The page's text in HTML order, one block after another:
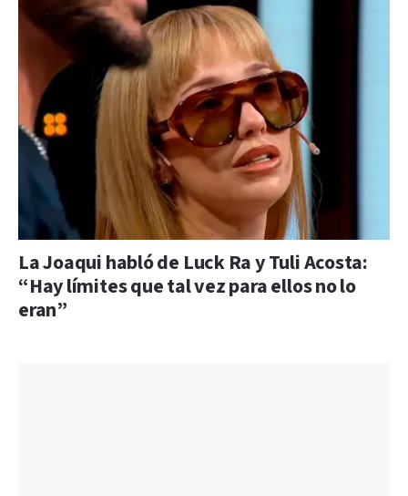
La Joaqui habló de Luck Ra y Tuli Acosta:
“Hay límites que tal vez para ellos no lo
eran”